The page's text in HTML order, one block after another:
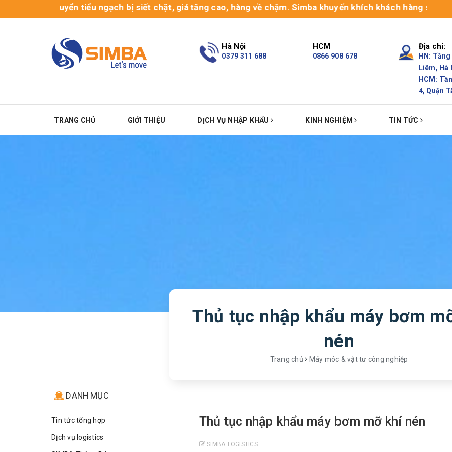
chuyển tiểu ngạch bị siết chặt, giá tăng cao, hàng về chậm. Simba khuyến khích khách hàng sử dụng
Hà Nội
0379 311 688
HCM
0866 908 678
Địa chỉ:
HN:
Liêm, Hà
HCM:
4, Quận
TRANG CHỦ GIỚI THIỆU DỊCH VỤ NHẬP KHẨU KINH NGHIỆM TIN TỨC
Thủ tục nhập khẩu máy bơm
nén
Trang chủ Máy móc & vật tư công nghiệp
Thủ tục nhập khẩu máy bơm mỡ khí nén
SIMBA LOGISTICS
DANH MỤC
Tin tức tổng hợp
Dịch vụ logistics